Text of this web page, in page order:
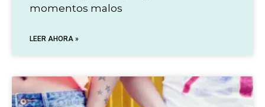
momentos malos
LEER AHORA »